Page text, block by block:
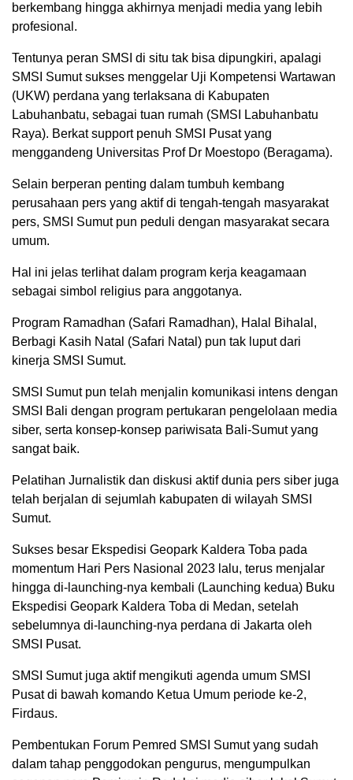
berkembang hingga akhirnya menjadi media yang lebih
profesional.
Tentunya peran SMSI di situ tak bisa dipungkiri, apalagi
SMSI Sumut sukses menggelar Uji Kompetensi Wartawan
(UKW) perdana yang terlaksana di Kabupaten
Labuhanbatu, sebagai tuan rumah (SMSI Labuhanbatu
Raya). Berkat support penuh SMSI Pusat yang
menggandeng Universitas Prof Dr Moestopo (Beragama).
Selain berperan penting dalam tumbuh kembang
perusahaan pers yang aktif di tengah-tengah masyarakat
pers, SMSI Sumut pun peduli dengan masyarakat secara
umum.
Hal ini jelas terlihat dalam program kerja keagamaan
sebagai simbol religius para anggotanya.
Program Ramadhan (Safari Ramadhan), Halal Bihalal,
Berbagi Kasih Natal (Safari Natal) pun tak luput dari
kinerja SMSI Sumut.
SMSI Sumut pun telah menjalin komunikasi intens dengan
SMSI Bali dengan program pertukaran pengelolaan media
siber, serta konsep-konsep pariwisata Bali-Sumut yang
sangat baik.
Pelatihan Jurnalistik dan diskusi aktif dunia pers siber juga
telah berjalan di sejumlah kabupaten di wilayah SMSI
Sumut.
Sukses besar Ekspedisi Geopark Kaldera Toba pada
momentum Hari Pers Nasional 2023 lalu, terus menjalar
hingga di-launching-nya kembali (Launching kedua) Buku
Ekspedisi Geopark Kaldera Toba di Medan, setelah
sebelumnya di-launching-nya perdana di Jakarta oleh
SMSI Pusat.
SMSI Sumut juga aktif mengikuti agenda umum SMSI
Pusat di bawah komando Ketua Umum periode ke-2,
Firdaus.
Pembentukan Forum Pemred SMSI Sumut yang sudah
dalam tahap penggodokan pengurus, mengumpulkan